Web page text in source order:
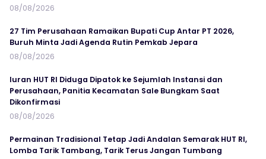
08/08/2026
27 Tim Perusahaan Ramaikan Bupati Cup Antar PT 2026,
Buruh Minta Jadi Agenda Rutin Pemkab Jepara
08/08/2026
Iuran HUT RI Diduga Dipatok ke Sejumlah Instansi dan
Perusahaan, Panitia Kecamatan Sale Bungkam Saat
Dikonfirmasi
08/08/2026
Permainan Tradisional Tetap Jadi Andalan Semarak HUT RI,
Lomba Tarik Tambang, Tarik Terus Jangan Tumbang